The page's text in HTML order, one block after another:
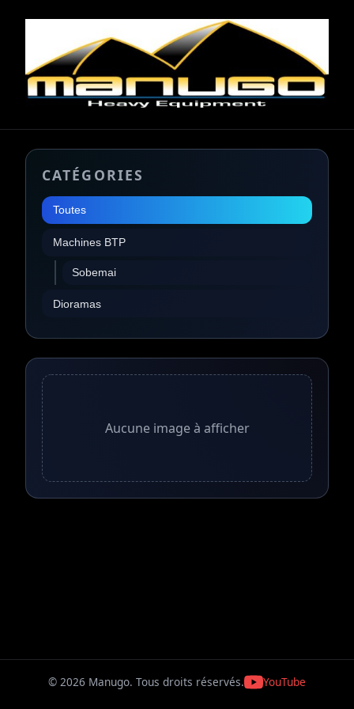
CATÉGORIES
Toutes
Machines BTP
Sobemai
Dioramas
Aucune image à afficher
© 2026 Manugo. Tous droits réservés. YouTube